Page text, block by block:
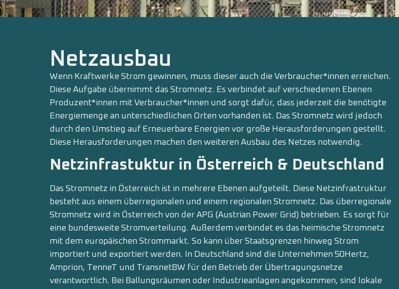
Netzausbau
Wenn Kraftwerke Strom gewinnen, muss dieser auch die Verbraucher*innen erreichen.
Diese Aufgabe übernimmt das Stromnetz. Es verbindet auf verschiedenen Ebenen
Produzent*innen mit Verbraucher*innen und sorgt dafür, dass jederzeit die benötigte
Energiemenge an unterschiedlichen Orten vorhanden ist. Das Stromnetz wird jedoch
durch den Umstieg auf Erneuerbare Energien vor große Herausforderungen gestellt.
Diese Herausforderungen machen den weiteren Ausbau des Netzes notwendig.
Netzinfrastuktur in Österreich & Deutschland
Das Stromnetz in Österreich ist in mehrere Ebenen aufgeteilt. Diese Netzinfrastruktur
besteht aus einem überregionalen und einem regionalen Stromnetz. Das überregionale
Stromnetz wird in Österreich von der APG (Austrian Power Grid) betrieben. Es sorgt für
eine bundesweite Stromverteilung. Außerdem verbindet es das heimische Stromnetz
mit dem europäischen Strommarkt. So kann über Staatsgrenzen hinweg Strom
importiert und exportiert werden. In Deutschland sind die Unternehmen 50Hertz,
Amprion, TenneT und TransnetBW für den Betrieb der Übertragungsnetze
verantwortlich. Bei Ballungsräumen oder Industrieanlagen angekommen, sind lokale